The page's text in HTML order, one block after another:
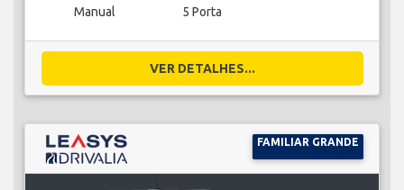
Manual 5 Porta
VER DETALHES...
FAMILIAR GRANDE